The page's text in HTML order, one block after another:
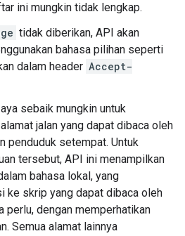
ini mungkin tidak lengkap.
tidak diberikan, API akan
bahasa pilihan seperti
dalam header Accept-
sebaik mungkin untuk
jalan yang dapat dibaca oleh
penduduk setempat. Untuk
tersebut, API ini menampilkan
bahasa lokal, yang
ke skrip yang dapat dibaca oleh
perlu, dengan memperhatikan
Semua alamat lainnya